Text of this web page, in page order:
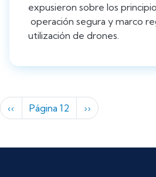
expusieron sobre los
operación segura y marco
utilización de drones.
Paginación
Página anterior
‹‹ Página 12 Siguiente página
››